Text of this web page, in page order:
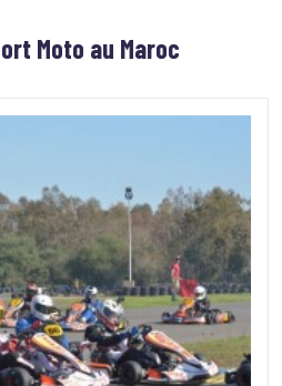
Moto au Maroc